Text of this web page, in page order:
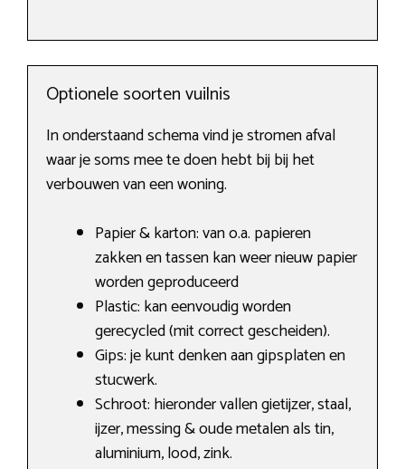
Optionele soorten vuilnis
In onderstaand schema vind je stromen afval
waar je soms mee te doen hebt bij bij het
verbouwen van een woning.
Papier & karton: van o.a. papieren
zakken en tassen kan weer nieuw papier
worden geproduceerd
Plastic: kan eenvoudig worden
gerecycled (mit correct gescheiden).
Gips: je kunt denken aan gipsplaten en
stucwerk.
Schroot: hieronder vallen gietijzer, staal,
ijzer, messing & oude metalen als tin,
aluminium, lood, zink.